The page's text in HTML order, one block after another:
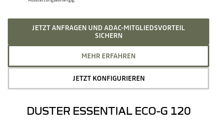
JETZT ANFRAGEN UND ADAC-MITGLIEDSVORTEIL
SICHERN
MEHR ERFAHREN
JETZT KONFIGURIEREN
DUSTER ESSENTIAL ECO-G 120